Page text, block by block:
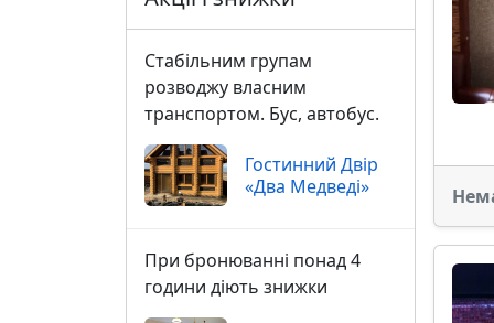
Стабільним групам
розводжу власним
транспортом. Бус, автобус.
Гостинний Двір
«Два Медведі»
При бронюванні понад 4
години діють знижки